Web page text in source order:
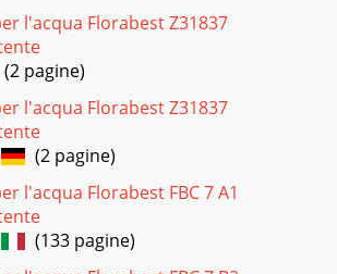
l'acqua Florabest Z31837
(2 pagine)
l'acqua Florabest Z31837
(2 pagine)
l'acqua Florabest FBC 7 A1
(133 pagine)